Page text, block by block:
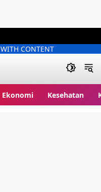
CONTENT
Ekonomi Kesehatan